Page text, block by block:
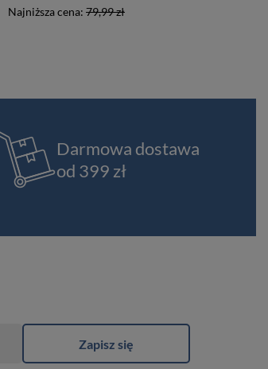
Najniższa cena: 79,99 zł
Darmowa dostawa
od 399 zł
Zapisz się